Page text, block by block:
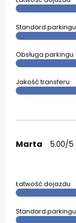
Standard parkingu
Obsługa parkingu
Jakość transferu
Marta 5.00/5
Łatwość dojazdu
Standard parkingu